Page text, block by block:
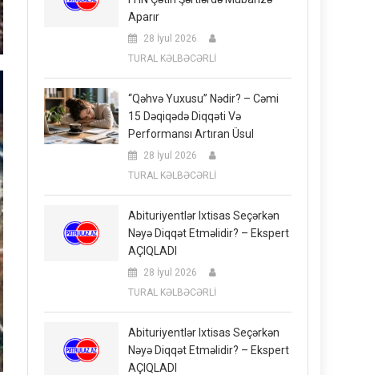
Aparır
28 İyul 2026
TURAL KƏLBƏCƏRLİ
“Qəhvə Yuxusu” Nədir? – Cəmi
15 Dəqiqədə Diqqəti Və
Performansı Artıran Üsul
28 İyul 2026
TURAL KƏLBƏCƏRLİ
Abituriyentlər Ixtisas Seçərkən
Nəyə Diqqət Etməlidir? – Ekspert
AÇIQLADI
28 İyul 2026
TURAL KƏLBƏCƏRLİ
Abituriyentlər Ixtisas Seçərkən
Nəyə Diqqət Etməlidir? – Ekspert
AÇIQLADI